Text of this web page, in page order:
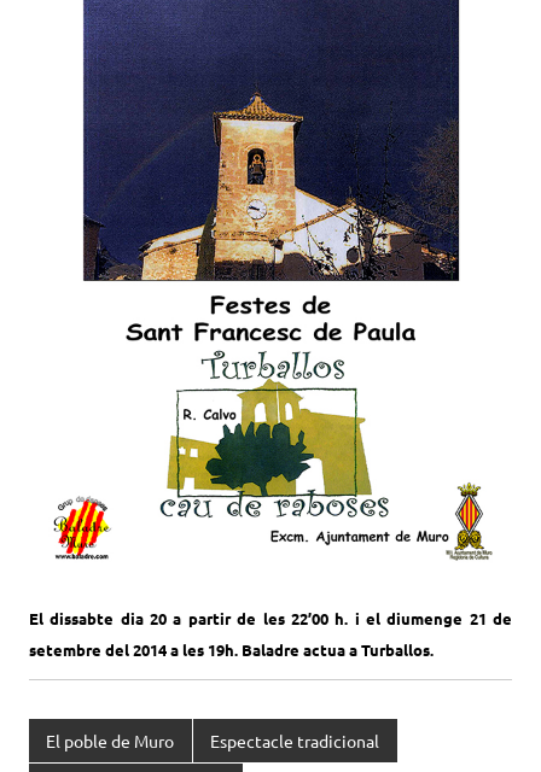
El dissabte dia 20 a partir de les 22’00 h. i el diumenge 21 de
setembre del 2014 a les 19h. Baladre actua a Turballos.
El poble de Muro Espectacle tradicional